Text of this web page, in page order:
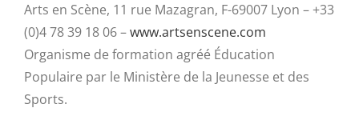
Arts en Scène, 11 rue Mazagran, F-69007 Lyon – +33
(0)4 78 39 18 06 –www.artsenscene.com
Organisme de formation agréé Éducation
Populaire par le Ministère de la Jeunesse et des
Sports.